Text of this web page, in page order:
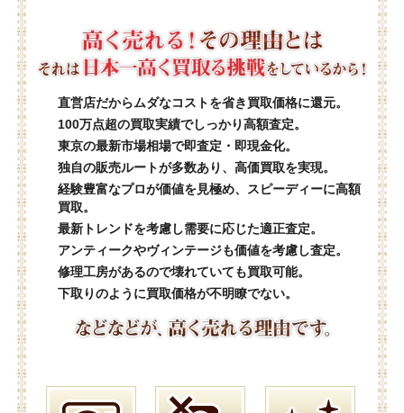
直営店だからムダなコストを省き買取価格に還元。
100万点超の買取実績でしっかり高額査定。
東京の最新市場相場で即査定・即現金化。
独自の販売ルートが多数あり、高価買取を実現。
経験豊富なプロが価値を見極め、スピーディーに高額
買取。
最新トレンドを考慮し需要に応じた適正査定。
アンティークやヴィンテージも価値を考慮し査定。
修理工房があるので壊れていても買取可能。
下取りのように買取価格が不明瞭でない。